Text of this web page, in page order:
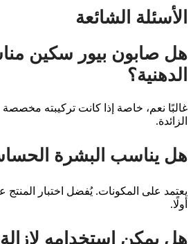
الأسئلة الشائعة
هل صابون بيور سكين
الدهنية؟
غالبًا نعم، خاصة إذا كانت تركيبته
الزائدة.
هل يناسب البشرة
يعتمد على المكونات. يُفضل اختبار
أولًا.
هل يمكن استخدامه